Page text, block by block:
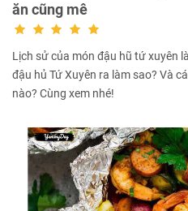
ăn cũng mê
Lịch sử của món đậu hũ tứ xuyên
đậu hủ Tứ Xuyên ra làm sao? Và
nào? Cùng xem nhé!